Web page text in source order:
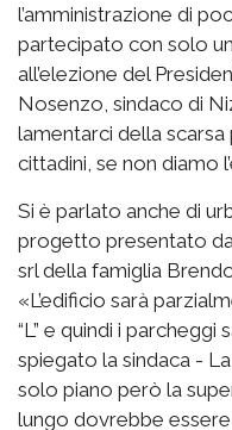
l’amministrazione di
partecipato con solo
all’elezione del
Nosenzo, sindaco di
lamentarci della
cittadini, se non diamo
Si è parlato anche di
progetto presentato
srl della famiglia
«L’edificio sarà
“L” e quindi i parcheggi
spiegato la sindaca -
solo piano però la
lungo dovrebbe